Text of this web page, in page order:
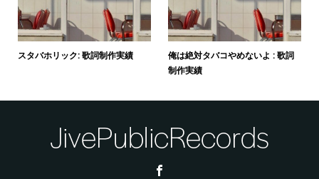
スタバホリック: 歌詞制作実績
俺は絶対タバコやめないよ : 歌詞
制作実績